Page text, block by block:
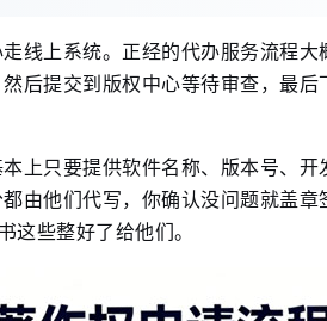
线上系统。正经的代办服务流程
然后提交到版权中心等待审查，最
上只要提供软件名称、版本号、
由他们代写，你确认没问题就盖
这些整好了给他们。